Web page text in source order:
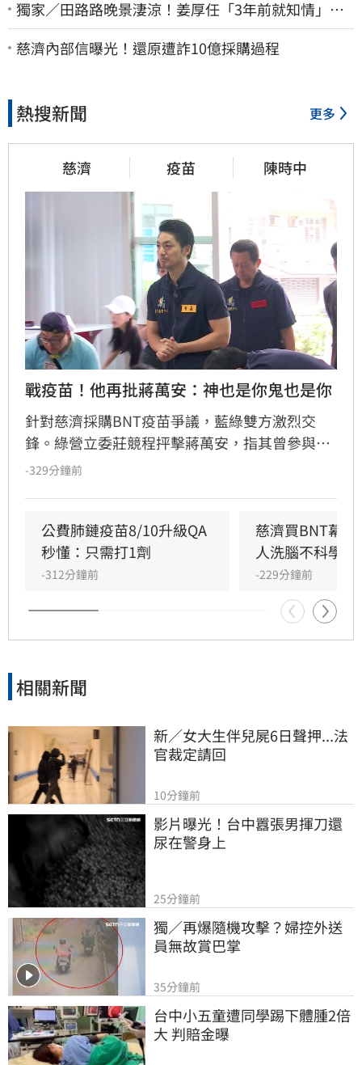
獨家／田路路晚景淒涼！姜厚任「3年前就知情」
友人私下援助內幕曝光
慈濟內部信曝光！還原遭詐10億採購過程
熱搜新聞 更多
慈濟 疫苗 陳時中
戰疫苗！他再批蔣萬安：神也是你鬼也是你
針對慈濟採購BNT疫苗爭議，藍綠雙方激烈交
鋒。綠營立委莊競程抨擊蔣萬安，指其曾參與疫
苗採購秘密會議，明知政府努力爭取疫苗並面臨
調，當年會議資料遮蔽是經決議，且陳時中當時
要求原廠證明是為確保疫苗安全，非阻擋採購。
蔣萬安則反駁資料多處遭塗黑，雙方對於疫苗採
購攻防不斷，莊競程呼籲應回到事實脈絡，不應
選擇性解讀資料混淆視聽，此議題持續引發社會
廣泛關注與討論。
-329分鐘前
公費肺鏈疫苗8/10升級QA
秒懂：只需打1劑
-312分鐘前
慈濟買BNT幕
人洗腦不科學概
-229分鐘前
相關新聞
新／女大生伴兒屍6日聲押...法
官裁定請回
10分鐘前
影片曝光！台中囂張男揮刀還
尿在警身上
25分鐘前
獨／再爆隨機攻擊？婦控外送
員無故賞巴掌
35分鐘前
台中小五童遭同學踢下體腫2倍
大 判賠金曝